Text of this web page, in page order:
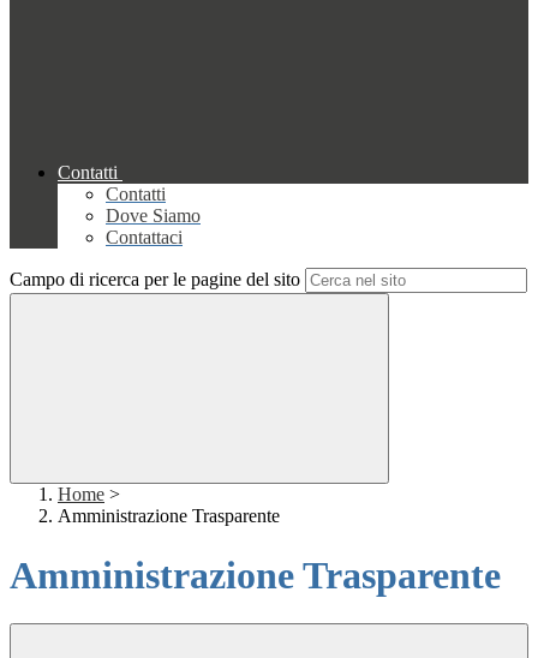
Contatti
Contatti
Dove Siamo
Contattaci
Campo di ricerca per le pagine del sito
Home >
Amministrazione Trasparente
Amministrazione Trasparente